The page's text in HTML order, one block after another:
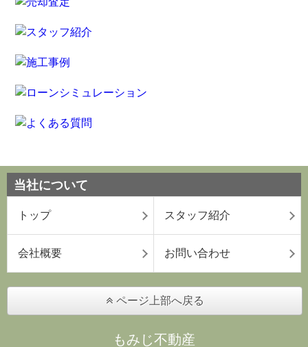
当社について
トップ スタッフ紹介
会社概要 お問い合わせ
ページ上部へ戻る
もみじ不動産